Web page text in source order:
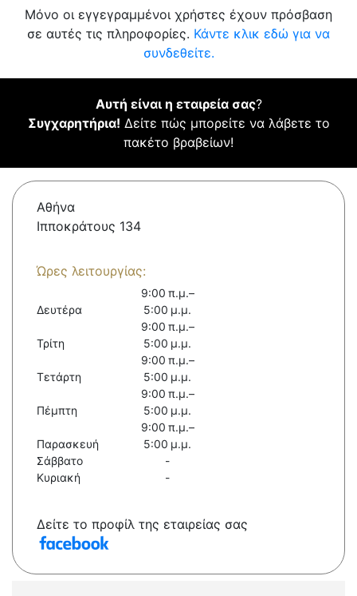
Μόνο οι εγγεγραμμένοι χρήστες έχουν πρόσβαση
σε αυτές τις πληροφορίες. Κάντε κλικ εδώ για να
συνδεθείτε.
Αυτή είναι η εταιρεία σας?
Συγχαρητήρια! Δείτε πώς μπορείτε να λάβετε το
πακέτο βραβείων!
Αθήνα
Ιπποκράτους 134
Ώρες λειτουργίας:
Δευτέρα
9:00 π.μ.–
5:00 μ.μ.
Τρίτη
9:00 π.μ.–
5:00 μ.μ.
Τετάρτη
9:00 π.μ.–
5:00 μ.μ.
Πέμπτη
9:00 π.μ.–
5:00 μ.μ.
Παρασκευή
9:00 π.μ.–
5:00 μ.μ.
Σάββατο
-
Κυριακή
-
Δείτε το προφίλ της εταιρείας σας